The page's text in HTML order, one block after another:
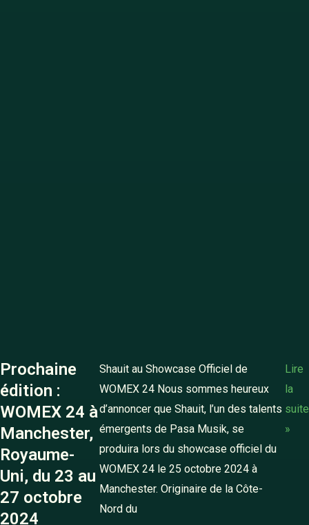
Prochaine
édition :
WOMEX 24 à
Manchester,
Royaume-
Uni, du 23 au
27 octobre
2024
Shauit au Showcase Officiel de
WOMEX 24 Nous sommes heureux
d’annoncer que Shauit, l’un des talents
émergents de Pasa Musik, se
produira lors du showcase officiel du
WOMEX 24 le 25 octobre 2024 à
Manchester. Originaire de la Côte-
Nord du
Lire
la
suite
»